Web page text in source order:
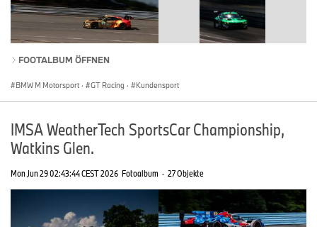
FOOTALBUM ÖFFNEN
BMW M Motorsport · GT Racing · Kundensport
IMSA WeatherTech SportsCar Championship,
Watkins Glen.
Mon Jun 29 02:43:44 CEST 2026 Fotoalbum · 27 Objekte